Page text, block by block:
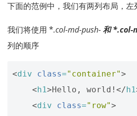
下面的范例中，我们有两列布局，
我们将使用 *.col-md-push-和*.col-
列的顺序
<div class="container">
< h1>Hello, world! </ h1
<div class="row">